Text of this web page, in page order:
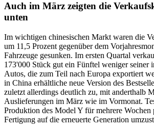
Auch im März zeigten die
unten
Im wichtigen chinesischen Markt waren die
um 11,5 Prozent gegenüber dem
Fahrzeuge gesunken. Im ersten Quartal
173'000 Stück gut ein Fünftel weniger seiner
Autos, die zum Teil nach Europa exportiert
in China erhältliche neue Version des
zuletzt allerdings deutlich zu, mit anderthalb
Auslieferungen im März wie im Vormonat.
Produktion des Model Y für mehrere Wochen
Fertigung auf die erneuerte Generation